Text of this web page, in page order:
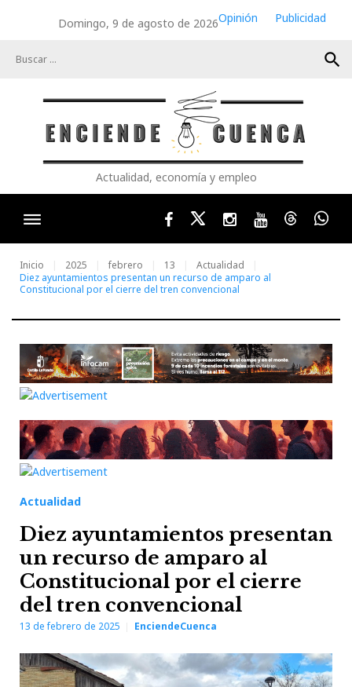
Domingo, 9 de agosto de 2026Opinión
Publicidad
search
Actualidad, economía y empleo
FacebookTwitterInstagram
YoutubeThreads
Inicio 2025 febrero 13
Actualidad
Diez ayuntamientos presentan un recurso de amparo al
Constitucional por el cierre del tren convencional
Actualidad
Diez ayuntamientos presentan
un recurso de amparo al
Constitucional por el cierre
del tren convencional
13 de febrero de 2025 EnciendeCuenca